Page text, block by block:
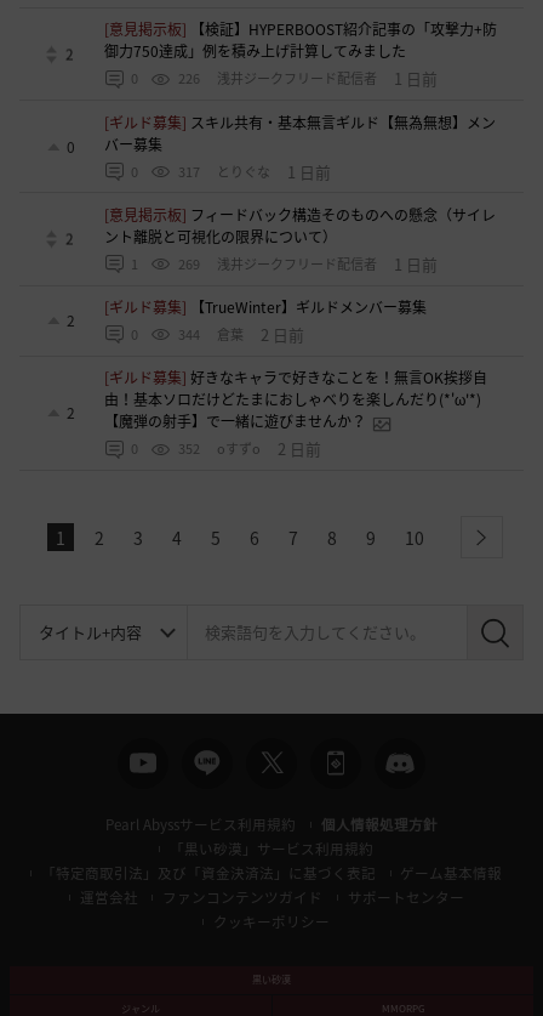
2
[意見掲示板]
【検証】HYPERBOOST紹介記事の「攻撃力+防
御力750達成」例を積み上げ計算してみました
0 226 浅井ジークフリード配信者 1 日前
0
[ギルド募集] スキル共有・基本無言ギルド【無為無想】メン
バー募集
0 317 とりぐな 1 日前
2
[意見掲示板] フィードバック構造そのものへの懸念（サイレ
ント離脱と可視化の限界について）
1 269 浅井ジークフリード配信者 1 日前
2
[ギルド募集] 【TrueWinter】ギルドメンバー募集
0 344 倉葉 2 日前
2
[ギルド募集]好きなキャラで好きなことを！無言OK挨拶自
由！基本ソロだけどたまにおしゃべりを楽しんだり(*'ω'*)
【魔弾の射手】で一緒に遊びませんか？
0 352 oすずo 2 日前
1 2 3 4 5 6 7 8 9 10 next
検
Pearl Abyssサービス利用規約
個人情報処理方針
「黒い砂漠」サービス利用規約
「特定商取引法」及び「資金決済法」に基づく表記
ゲーム基本情報
運営会社
ファンコンテンツガイド
サポートセンター
クッキーポリシー
黒い砂漠
ジャンル
MMORPG